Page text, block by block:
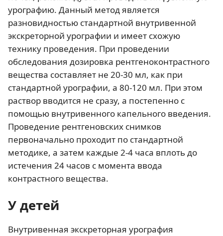
урографию. Данный метод является
разновидностью стандартной внутривенной
экскреторной урографии и имеет схожую
технику проведения. При проведении
обследования дозировка рентгеноконтрастного
вещества составляет не 20-30 мл, как при
стандартной урографии, а 80-120 мл. При этом
раствор вводится не сразу, а постепенно с
помощью внутривенного капельного введения.
Проведение рентгеновских снимков
первоначально проходит по стандартной
методике, а затем каждые 2-4 часа вплоть до
истечения 24 часов с момента ввода
контрастного вещества.
У детей
Внутривенная экскреторная урография